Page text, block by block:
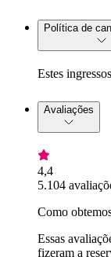
Política de
Estes
Avaliações
4,4
5.104
Como
Essas
fizeram a